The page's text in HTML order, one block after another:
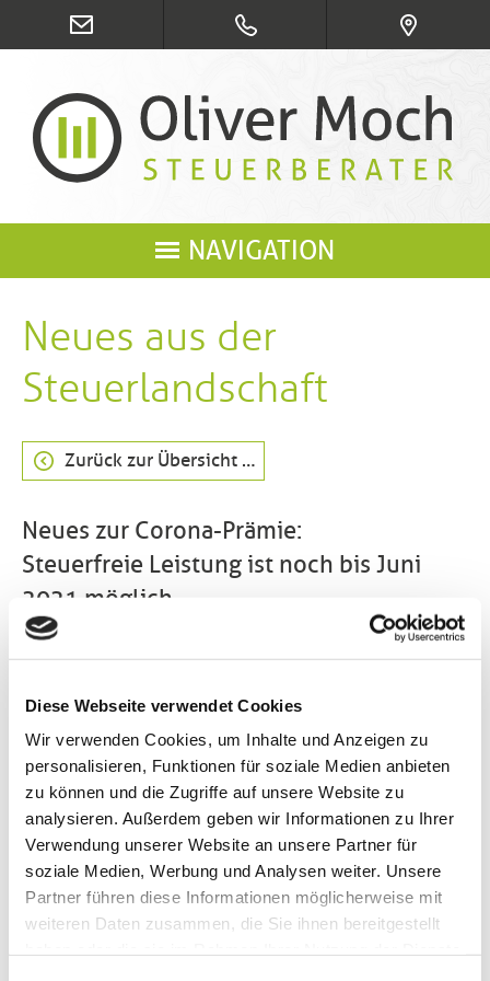
Diese Webseite verwendet Cookies
Wir verwenden Cookies, um Inhalte und Anzeigen zu
personalisieren, Funktionen für soziale Medien anbieten
zu können und die Zugriffe auf unsere Website zu
analysieren. Außerdem geben wir Informationen zu Ihrer
Verwendung unserer Website an unsere Partner für
soziale Medien, Werbung und Analysen weiter. Unsere
Partner führen diese Informationen möglicherweise mit
weiteren Daten zusammen, die Sie ihnen bereitgestellt
NAVIGATION
Neues aus der
Steuerlandschaft
Zurück zur Übersicht …
Neues zur Corona-Prämie:
Steuerfreie Leistung ist noch bis Juni
2021 möglich
Die Corona-Prämie ist nicht nur von Steuer und
Sozialversicherung befreit. Sie lässt sich auch als
nutzen. Interessant ist dabei das Wort
„Zusätzlichkeit“, das gerade in § 8 Abs. 4 EStG Einzug
gehalten hat. Denn dadurch entsteht mehr
Gestaltungsspielraum.
Ursprünglich waren Corona-Prämien nur bis 31.12.20
vorgesehen. Jetzt ist die Frist im Zuge des
Jahressteuergesetzes 2020 bis 30.6.21 verlängert
worden: Bis dahin können Arbeitgeber ihren